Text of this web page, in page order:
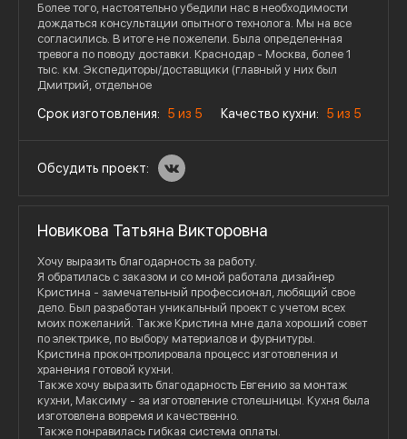
Более того, настоятельно убедили нас в необходимости
дождаться консультации опытного технолога. Мы на все
согласились. В итоге не пожелели. Была определенная
тревога по поводу доставки. Краснодар - Москва, более 1
тыс. км. Экспедиторы/доставщики (главный у них был
Дмитрий, отдельное
Срок изготовления: 5 из 5 Качество кухни: 5 из 5
Обсудить проект:
Новикова Татьяна Викторовна
Хочу выразить благодарность за работу.
Я обратилась с заказом и со мной работала дизайнер
Кристина - замечательный профессионал, любящий свое
дело. Был разработан уникальный проект с учетом всех
моих пожеланий. Также Кристина мне дала хороший совет
по электрике, по выбору материалов и фурнитуры.
Кристина проконтролировала процесс изготовления и
хранения готовой кухни.
Также хочу выразить благодарность Евгению за монтаж
кухни, Максиму - за изготовление столешницы. Кухня была
изготовлена вовремя и качественно.
Также понравилась гибкая система оплаты.